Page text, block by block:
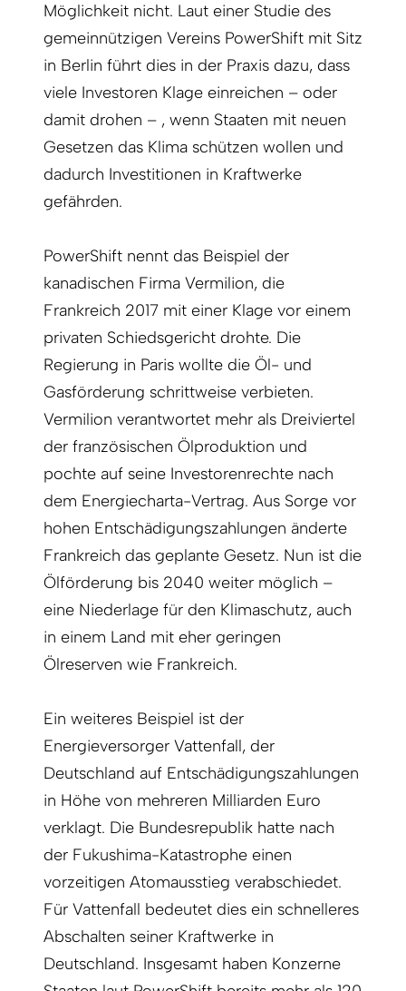
Möglichkeit nicht. Laut einer Studie des
gemeinnützigen Vereins PowerShift mit Sitz
in Berlin führt dies in der Praxis dazu, dass
viele Investoren Klage einreichen – oder
damit drohen – , wenn Staaten mit neuen
Gesetzen das Klima schützen wollen und
dadurch Investitionen in Kraftwerke
gefährden.
PowerShift nennt das Beispiel der
kanadischen Firma Vermilion, die
Frankreich 2017 mit einer Klage vor einem
privaten Schiedsgericht drohte. Die
Regierung in Paris wollte die Öl- und
Gasförderung schrittweise verbieten.
Vermilion verantwortet mehr als Dreiviertel
der französischen Ölproduktion und
pochte auf seine Investorenrechte nach
dem Energiecharta-Vertrag. Aus Sorge vor
hohen Entschädigungszahlungen änderte
Frankreich das geplante Gesetz. Nun ist die
Ölförderung bis 2040 weiter möglich –
eine Niederlage für den Klimaschutz, auch
in einem Land mit eher geringen
Ölreserven wie Frankreich.
Ein weiteres Beispiel ist der
Energieversorger Vattenfall, der
Deutschland auf Entschädigungszahlungen
in Höhe von mehreren Milliarden Euro
verklagt. Die Bundesrepublik hatte nach
der Fukushima-Katastrophe einen
vorzeitigen Atomausstieg verabschiedet.
Für Vattenfall bedeutet dies ein schnelleres
Abschalten seiner Kraftwerke in
Deutschland. Insgesamt haben Konzerne